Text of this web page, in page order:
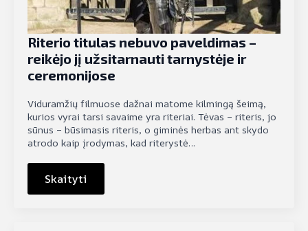
Riterio titulas nebuvo paveldimas –
reikėjo jį užsitarnauti tarnystėje ir
ceremonijose
Viduramžių filmuose dažnai matome kilmingą šeimą,
kurios vyrai tarsi savaime yra riteriai. Tėvas – riteris, jo
sūnus – būsimasis riteris, o giminės herbas ant skydo
atrodo kaip įrodymas, kad riterystė…
Skaityti